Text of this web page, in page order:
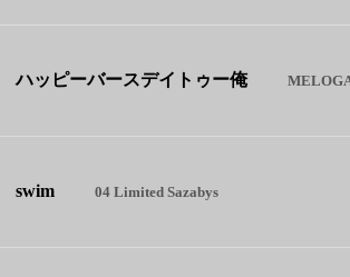
ハッピーバースデイトゥー俺
swim 04 Limited Sazabys